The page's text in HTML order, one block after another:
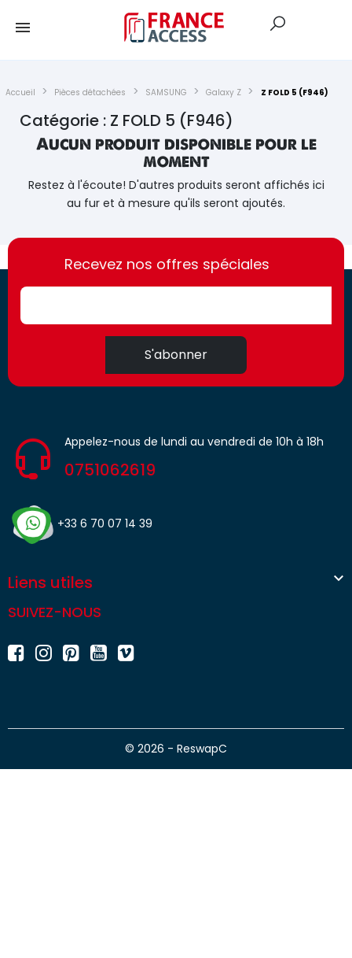
Accueil Pièces détachées SAMSUNG Galaxy Z Z FOLD 5 (F946)
Catégorie : Z FOLD 5 (F946)
Aucun produit disponible pour le
moment
Restez à l'écoute! D'autres produits seront affichés ici
au fur et à mesure qu'ils seront ajoutés.
https://france-
access.fr
https://france-
access.fr
Recevez nos offres spéciales
S'abonner
Appelez-nous de lundi au vendredi de 10h à 18h
0751062619
+33 6 70 07 14 39
Liens utiles 
SUIVEZ-NOUS
© 2026 - ReswapC